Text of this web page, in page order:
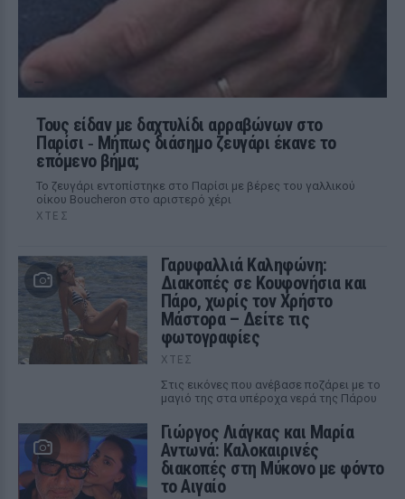
Τους είδαν με δαχτυλίδι αρραβώνων στο
Παρίσι ‑ Μήπως διάσημο ζευγάρι έκανε το
επόμενο βήμα;
Το ζευγάρι εντοπίστηκε στο Παρίσι με βέρες του γαλλικού
οίκου Boucheron στο αριστερό χέρι
ΧΤΕΣ
Γαρυφαλλιά Καληφώνη:
Διακοπές σε Κουφονήσια και
Πάρο, χωρίς τον Χρήστο
Μάστορα – Δείτε τις
φωτογραφίες
ΧΤΕΣ
Στις εικόνες που ανέβασε ποζάρει με το
μαγιό της στα υπέροχα νερά της Πάρου
Γιώργος Λιάγκας και Μαρία
Αντωνά: Καλοκαιρινές
διακοπές στη Μύκονο με φόντο
το Αιγαίο